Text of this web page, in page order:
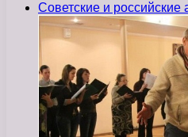
Советские и российские